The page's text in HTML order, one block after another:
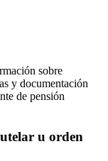
sobre
y documentación
de pensión
u orden